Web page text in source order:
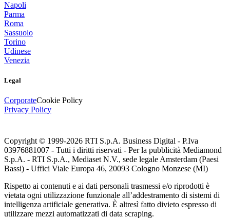
Napoli
Parma
Roma
Sassuolo
Torino
Udinese
Venezia
Legal
CorporateCookie Policy
Privacy Policy
Copyright © 1999-2026 RTI S.p.A. Business Digital - P.Iva
03976881007 - Tutti i diritti riservati - Per la pubblicità Mediamond
S.p.A. - RTI S.p.A., Mediaset N.V., sede legale Amsterdam (Paesi
Bassi) - Uffici Viale Europa 46, 20093 Cologno Monzese (MI)
Rispetto ai contenuti e ai dati personali trasmessi e/o riprodotti è
vietata ogni utilizzazione funzionale all’addestramento di sistemi di
intelligenza artificiale generativa. È altresì fatto divieto espresso di
utilizzare mezzi automatizzati di data scraping.